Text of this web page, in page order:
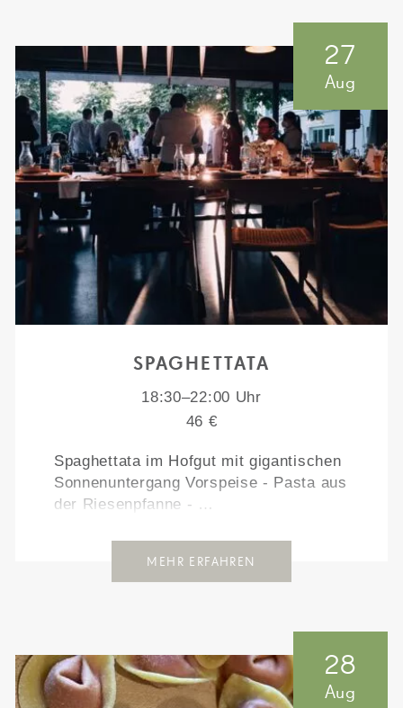
27
Aug
SPAGHETTATA
18:30–22:00 Uhr
46 €
Spaghettata im Hofgut mit gigantischen
Sonnenuntergang Vorspeise - Pasta aus
der Riesenpfanne - …
MEHR ERFAHREN
28
Aug